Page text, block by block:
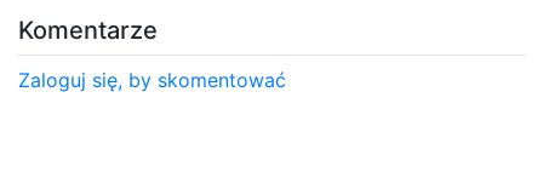
Komentarze
Zaloguj się, by skomentować